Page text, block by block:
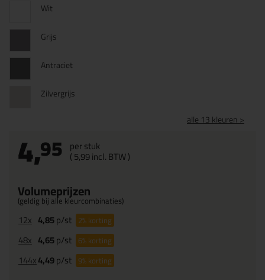
Wit
Grijs
Antraciet
Zilvergrijs
alle 13 kleuren >
4,95 per stuk
(5,99incl. BTW )
Volumeprijzen
(geldig bij alle kleurcombinaties)
12x 4,85p/st 2%korting
48x 4,65p/st 6%korting
144x4,49p/st 9%korting